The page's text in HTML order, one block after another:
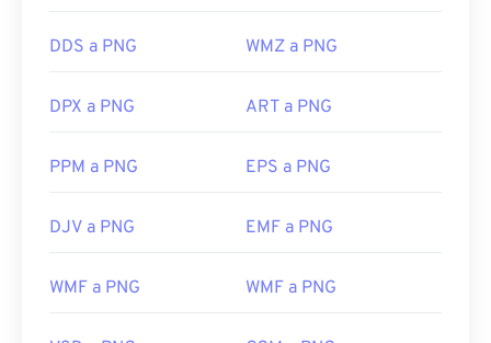
DDS a PNG WMZ a PNG
DPX a PNG ART a PNG
PPM a PNG EPS a PNG
DJV a PNG EMF a PNG
WMF a PNG WMF a PNG